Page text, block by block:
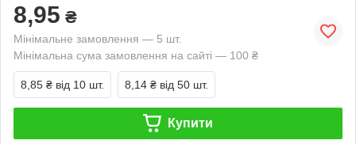
8,95 ₴
Мінімальне замовлення — 5 шт.
Мінімальна сума замовлення на сайті — 100 ₴
8,85 ₴ від 10 шт. 8,14 ₴ від 50 шт.
Купити